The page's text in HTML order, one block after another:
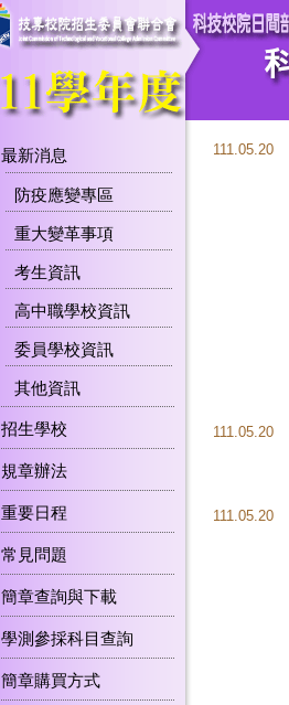
最新消息
防疫應變專區
重大變革事項
考生資訊
高中職學校資訊
委員學校資訊
其他資訊
招生學校
規章辦法
重要日程
常見問題
簡章查詢與下載
學測參採科目查詢
簡章購買方式
111.05.20
111.05.20
111.05.20